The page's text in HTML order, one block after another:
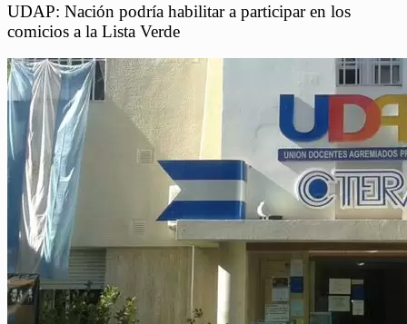
UDAP: Nación podría habilitar a participar en los
comicios a la Lista Verde